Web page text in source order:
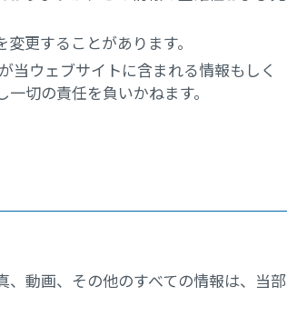
更することがあります。
当ウェブサイトに含まれる情報もしく
切の責任を負いかねます。
動画、その他のすべての情報は、当部